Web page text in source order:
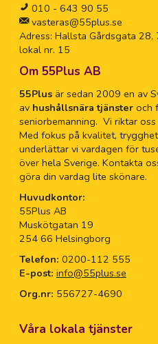
010 - 643 90 55
vasteras@55plus.se
Adress: Hallsta Gårdsgata
lokal nr. 15
Om 55Plus AB
55Plusär sedan 2009 en av
av hushållsnära tjänsteroch
seniorbemanning. Vi riktar
Med fokus på kvalitet,
underlättar vi vardagen för
över hela Sverige. Kontakta
göra din vardag lite skönare.
Huvudkontor:
55Plus AB
Muskötgatan 19
254 66 Helsingborg
Telefon: 0200-112 555
E-post: info@55plus.se
Org.nr: 556727-4690
Våra lokala tjänster